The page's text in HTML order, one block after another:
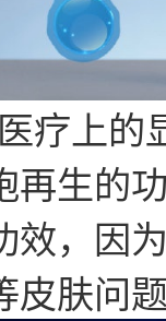
上的显
再生的
效，因
皮肤问